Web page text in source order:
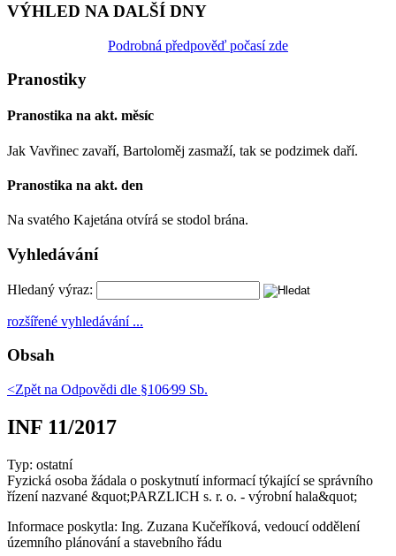
VÝHLED NA DALŠÍ DNY
Podrobná předpověď počasí zde
Pranostiky
Pranostika na akt. měsíc
Jak Vavřinec zavaří, Bartoloměj zasmaží, tak se podzimek daří.
Pranostika na akt. den
Na svatého Kajetána otvírá se stodol brána.
Vyhledávání
Hledaný výraz:
rozšířené vyhledávání ...
Obsah
<Zpět na Odpovědi dle §106⁄99 Sb.
INF 11/2017
Typ: ostatní
Fyzická osoba žádala o poskytnutí informací týkající se správního
řízení nazvané &quot;PARZLICH s. r. o. - výrobní hala&quot;
Informace poskytla: Ing. Zuzana Kučeříková, vedoucí oddělení
územního plánování a stavebního řádu